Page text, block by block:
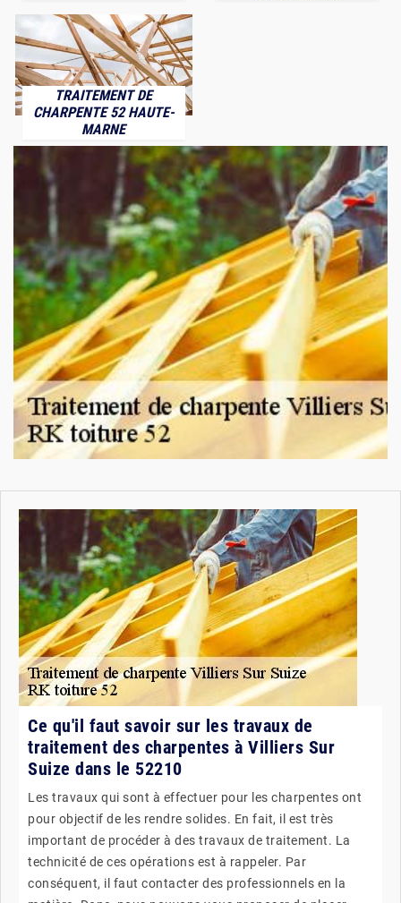
TRAITEMENT DE
CHARPENTE 52 HAUTE-
MARNE
Ce qu'il faut savoir sur les travaux de
traitement des charpentes à Villiers Sur
Suize dans le 52210
Les travaux qui sont à effectuer pour les charpentes ont
pour objectif de les rendre solides. En fait, il est très
important de procéder à des travaux de traitement. La
technicité de ces opérations est à rappeler. Par
conséquent, il faut contacter des professionnels en la